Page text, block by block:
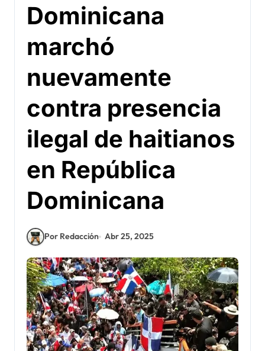
Dominicana
marchó
nuevamente
contra presencia
ilegal de haitianos
en República
Dominicana
Por Redacción Abr 25, 2025